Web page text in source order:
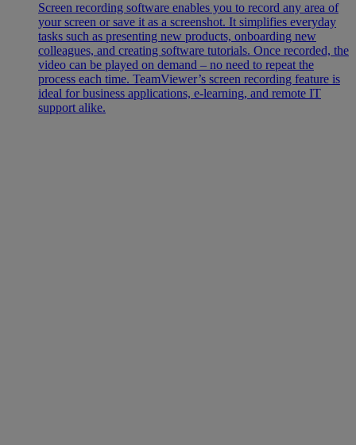
Screen recording software enables you to record any area of
your screen or save it as a screenshot. It simplifies everyday
tasks such as presenting new products, onboarding new
colleagues, and creating software tutorials. Once recorded, the
video can be played on demand – no need to repeat the
process each time. TeamViewer’s screen recording feature is
ideal for business applications, e-learning, and remote IT
support alike.